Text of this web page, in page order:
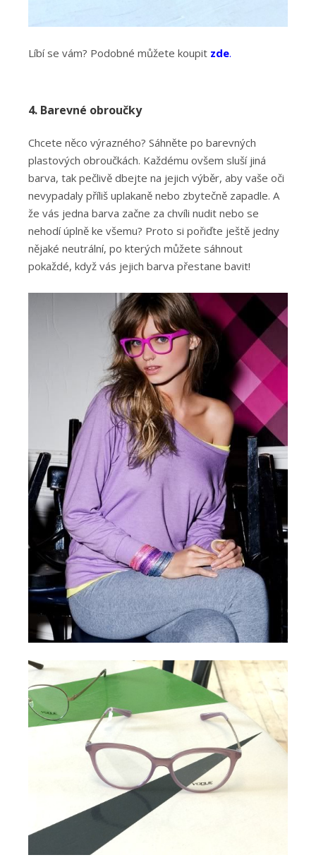
Líbí se vám? Podobné můžete koupit zde.
4. Barevné obroučky
Chcete něco výrazného? Sáhněte po barevných
plastových obroučkách. Každému ovšem sluší jiná
barva, tak pečlivě dbejte na jejich výběr, aby vaše oči
nevypadaly příliš uplakaně nebo zbytečně zapadle. A
že vás jedna barva začne za chvíli nudit nebo se
nehodí úplně ke všemu? Proto si pořiďte ještě jedny
nějaké neutrální, po kterých můžete sáhnout
pokaždé, když vás jejich barva přestane bavit!